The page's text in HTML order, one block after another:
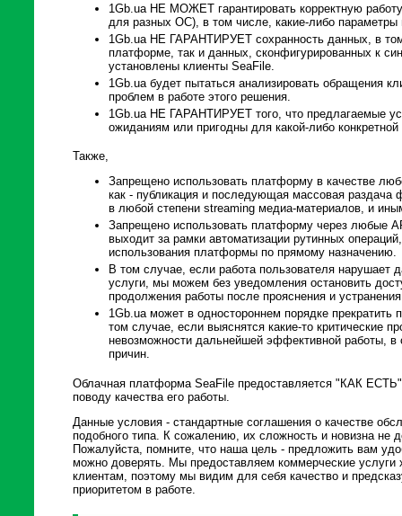
1Gb.ua НЕ МОЖЕТ гарантировать корректную
для разных ОС), в том числе, какие-либо параметры
1Gb.ua НЕ ГАРАНТИРУЕТ сохранность данных, в
платформе, так и данных, сконфигурированных к
установлены клиенты SeaFile.
1Gb.ua будет пытаться анализировать обращения
проблем в работе этого решения.
1Gb.ua НЕ ГАРАНТИРУЕТ того, что предлагаемые
ожиданиям или пригодны для какой-либо конкретной
Также,
Запрещено использовать платформу в качестве
как - публикация и последующая массовая
в любой степени streaming медиа-материалов, и
Запрещено использовать платформу через любые
выходит за рамки автоматизации рутинных
использования платформы по прямому назначению.
В том случае, если работа пользователя
услуги, мы можем без уведомления остановить
продолжения работы после прояснения и
1Gb.ua может в одностороннем порядке
том случае, если выяснятся какие-то критические
невозможности дальнейшей эффективной работы, в
причин.
Облачная платформа SeaFile предоставляется "КАК ЕСТЬ"
поводу качества его работы.
Данные условия - стандартные соглашения о качестве
подобного типа. К сожалению, их сложность и новизна не
Пожалуйста, помните, что наша цель - предложить вам
можно доверять. Мы предоставляем коммерческие услуги
клиентам, поэтому мы видим для себя качество и
приоритетом в работе.